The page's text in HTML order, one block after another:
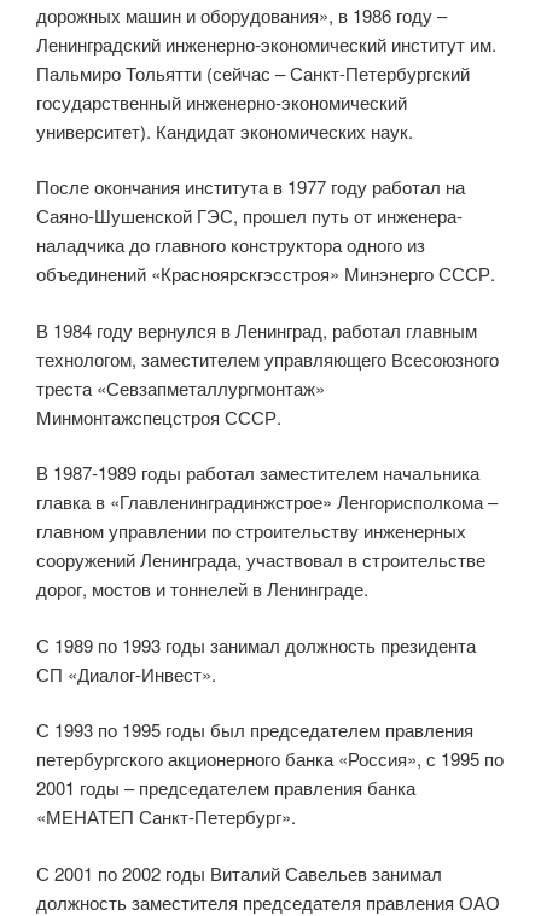
дорожных машин и оборудования», в 1986 году –
Ленинградский инженерно-экономический институт им.
Пальмиро Тольятти (сейчас – Санкт-Петербургский
государственный инженерно-экономический
университет). Кандидат экономических наук.
После окончания института в 1977 году работал на
Саяно-Шушенской ГЭС, прошел путь от инженера-
наладчика до главного конструктора одного из
объединений «Красноярскгэсстроя» Минэнерго СССР.
В 1984 году вернулся в Ленинград, работал главным
технологом, заместителем управляющего Всесоюзного
треста «Севзапметаллургмонтаж»
Минмонтажспецстроя СССР.
В 1987-1989 годы работал заместителем начальника
главка в «Главленинградинжстрое» Ленгорисполкома –
главном управлении по строительству инженерных
сооружений Ленинграда, участвовал в строительстве
дорог, мостов и тоннелей в Ленинграде.
С 1989 по 1993 годы занимал должность президента
СП «Диалог-Инвест».
С 1993 по 1995 годы был председателем правления
петербургского акционерного банка «Россия», с 1995 по
2001 годы – председателем правления банка
«МЕНАТЕП Санкт-Петербург».
С 2001 по 2002 годы Виталий Савельев занимал
должность заместителя председателя правления ОАО